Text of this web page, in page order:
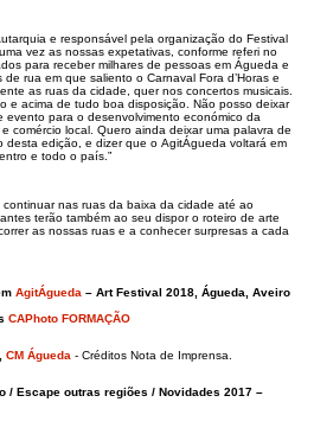
e responsável pela organização do Festival
vez as nossas expetativas, conforme referi no
para receber milhares de pessoas em Águeda e
rua em que saliento o Carnaval Fora d’Horas e
as ruas da cidade, quer nos concertos musicais.
e acima de tudo boa disposição. Não posso deixar
evento para o desenvolvimento económico da
comércio local. Quero ainda deixar uma palavra de
desta edição, e dizer que o AgitÁgueda voltará em
e todo o país.”
continuar nas ruas da baixa da cidade até ao
terão também ao seu dispor o roteiro de arte
as nossas ruas e a conhecer surpresas a cada
AgitÁgueda – Art Festival 2018, Águeda, Aveiro
CAPhoto FORMAÇÃO
CM Águeda - Créditos Nota de Imprensa.
/ Escape outras regiões / Novidades 2017 –